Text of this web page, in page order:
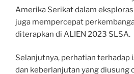
Amerika Serikat dalam
juga mempercepat
diterapkan di ALIEN 2023 SLSA.
Selanjutnya, perhatian terhadap
dan keberlanjutan yang diusung